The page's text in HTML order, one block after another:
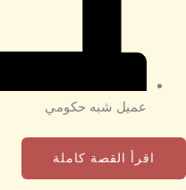
عميل شبه حكومي
اقرأ القصة كاملة